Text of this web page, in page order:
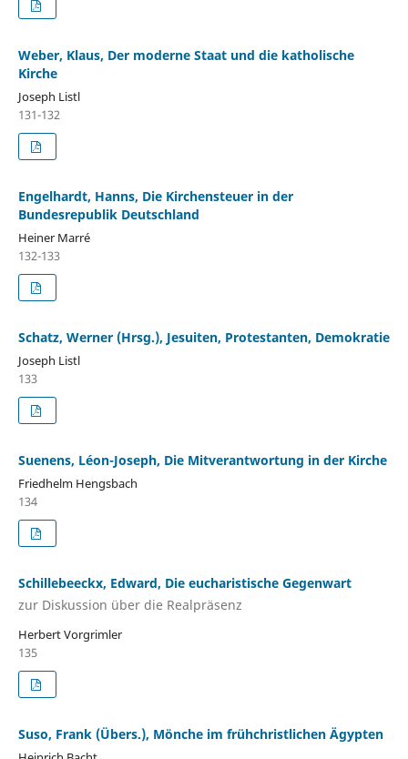
Weber, Klaus, Der moderne Staat und die katholische
Kirche
Joseph Listl
131-132
Engelhardt, Hanns, Die Kirchensteuer in der
Bundesrepublik Deutschland
Heiner Marré
132-133
Schatz, Werner (Hrsg.), Jesuiten, Protestanten, Demokratie
Joseph Listl
133
Suenens, Léon-Joseph, Die Mitverantwortung in der Kirche
Friedhelm Hengsbach
134
Schillebeeckx, Edward, Die eucharistische Gegenwart
zur Diskussion über die Realpräsenz
Herbert Vorgrimler
135
Suso, Frank (Übers.), Mönche im frühchristlichen Ägypten